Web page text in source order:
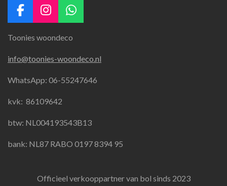
F
c
b
o
k
I
s
a
g
a
W
a
s
A
Toonies woondeco
info@toonies-woondeco.nl
WhatsApp: 06-55247646
kvk: 86109642
btw: NL004193543B13
bank: NL87 RABO 0197 8394 95
Officieel verkooppartner van bol sinds 2023